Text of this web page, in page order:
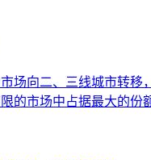
场向二、三线城市转
的市场中占据最大的份